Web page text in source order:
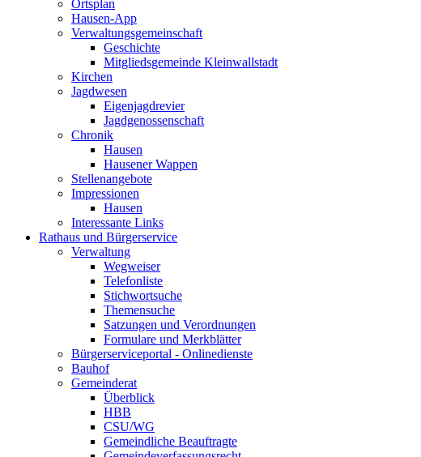
Ortsplan
Hausen-App
Verwaltungsgemeinschaft
Geschichte
Mitgliedsgemeinde Kleinwallstadt
Kirchen
Jagdwesen
Eigenjagdrevier
Jagdgenossenschaft
Chronik
Hausen
Hausener Wappen
Stellenangebote
Impressionen
Hausen
Interessante Links
Rathaus und Bürgerservice
Verwaltung
Wegweiser
Telefonliste
Stichwortsuche
Themensuche
Satzungen und Verordnungen
Formulare und Merkblätter
Bürgerserviceportal - Onlinedienste
Bauhof
Gemeinderat
Überblick
HBB
CSU/WG
Gemeindliche Beauftragte